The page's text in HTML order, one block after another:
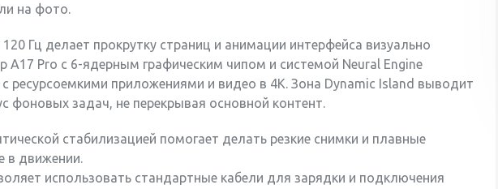
на фото.
Гц делает прокрутку страниц и анимации интерфейса визуально
A17 Pro с 6-ядерным графическим чипом и системой Neural Engine
с ресурсоемкими приложениями и видео в 4K. Зона Dynamic Island выводит
фоновых задач, не перекрывая основной контент.
стабилизацией помогает делать резкие снимки и плавные
в движении.
использовать стандартные кабели для зарядки и подключения